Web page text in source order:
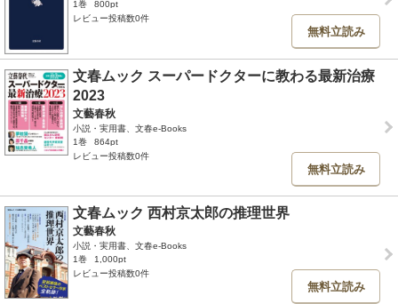
1巻
800pt
レビュー投稿数0件
無料立読み
文春ムック スーパードクターに教わる最新治療
2023
文藝春秋
小説・実用書、文春e-Books
1巻
864pt
レビュー投稿数0件
無料立読み
文春ムック 西村京太郎の推理世界
文藝春秋
小説・実用書、文春e-Books
1巻
1,000pt
レビュー投稿数0件
無料立読み